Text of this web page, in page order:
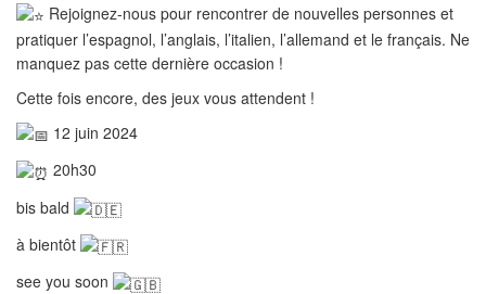
Rejoignez-nous pour rencontrer de nouvelles personnes et
pratiquer l’espagnol, l’anglais, l’italien, l’allemand et le français. Ne
manquez pas cette dernière occasion !
Cette fois encore, des jeux vous attendent !
12 juin 2024
20h30
bis bald
à bientôt
see you soon